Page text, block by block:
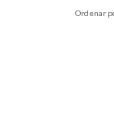
Ordenar